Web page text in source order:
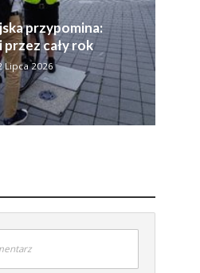
przypomina:
przez cały rok
Lipca 2026